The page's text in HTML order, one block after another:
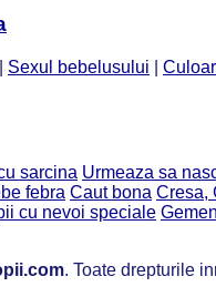
Sexul bebelusului
sarcina Urmeaza sa
febra Caut bona Cresa,
cu nevoi speciale
. Toate drepturile